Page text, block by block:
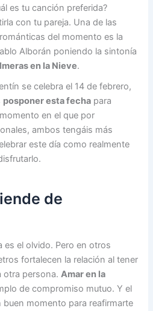
es tu canción preferida?
con tu pareja. Una de las
del momento es la
Alborán poniendo la sintonía
en la Nieve.
se celebra el 14 de febrero,
posponer esta fecha para
en el que por
ambos tengáis más
este día como realmente
de
es el olvido. Pero en otros
fortalecen la relación al tener
otra persona.Amar en la
de compromiso mutuo. Y el
buen momento para reafirmarte